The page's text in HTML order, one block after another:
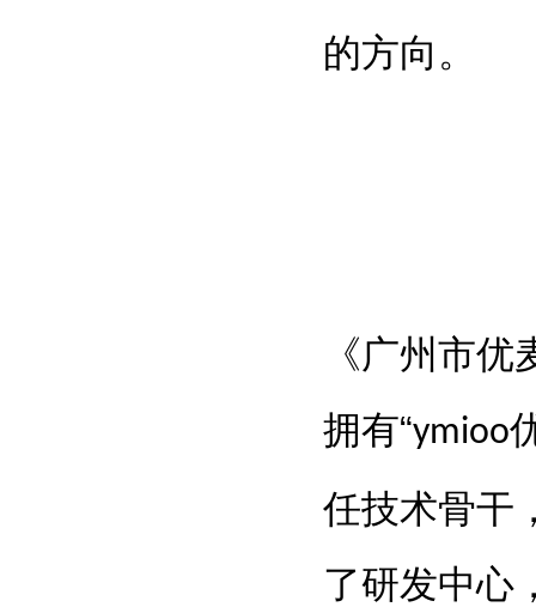
的方向。
《广州市
拥有“ymioo
任技术骨干
了研发中心